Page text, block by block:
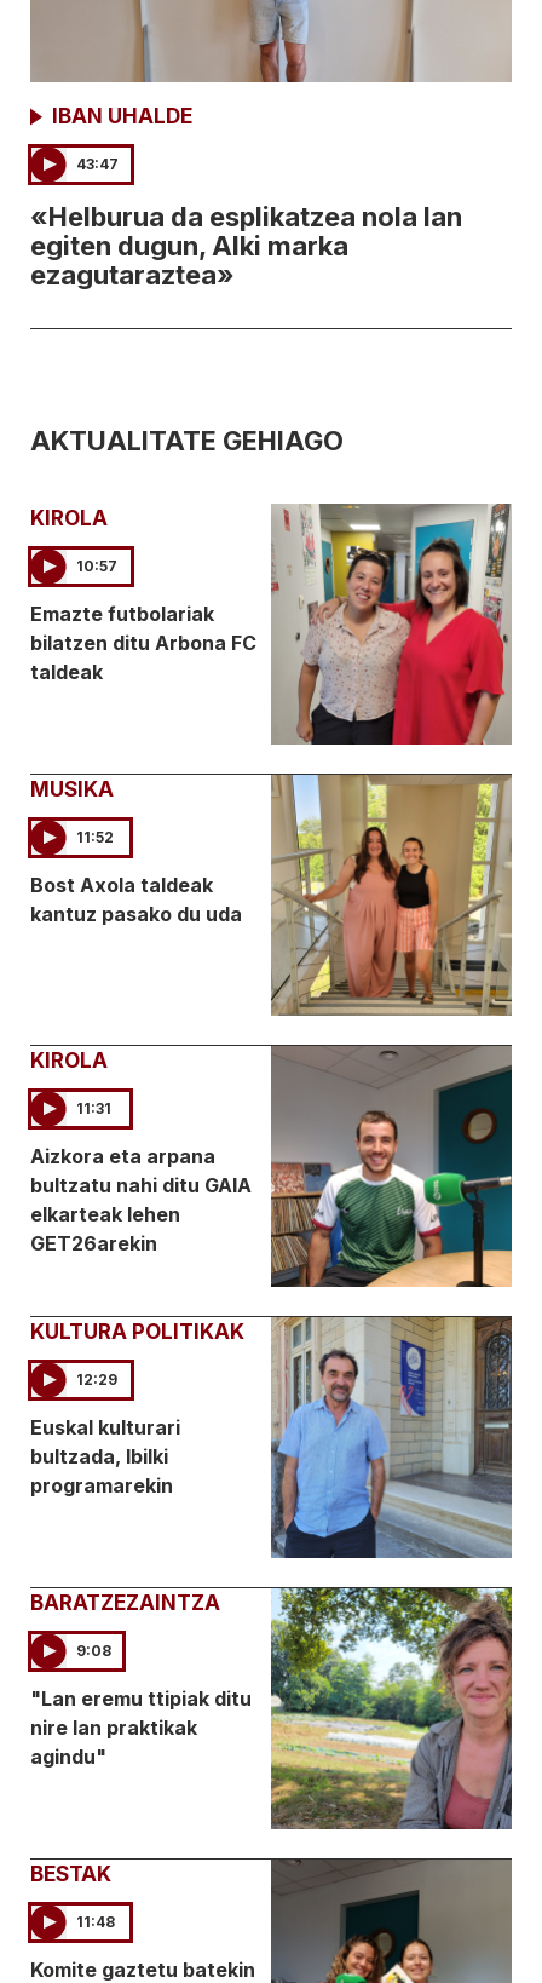
IBAN UHALDE
43:47
«Helburua da esplikatzea nola lan
egiten dugun, Alki marka
ezagutaraztea»
AKTUALITATE GEHIAGO
KIROLA
10:57
Emazte futbolariak
bilatzen ditu Arbona FC
taldeak
MUSIKA
11:52
Bost Axola taldeak
kantuz pasako du uda
KIROLA
11:31
Aizkora eta arpana
bultzatu nahi ditu GAIA
elkarteak lehen
GET26arekin
KULTURA POLITIKAK
12:29
Euskal kulturari
bultzada, Ibilki
programarekin
BARATZEZAINTZA
9:08
"Lan eremu ttipiak ditu
nire lan praktikak
agindu"
BESTAK
11:48
Komite gaztetu batekin